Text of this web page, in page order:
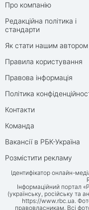
Про компанію
Редакційна політика і
стандарти
Як стати нашим автором
Правила користування
Правова інформація
Політика
Контакти
Команда
Вакансії в РБК-Україна
Розмістити рекламу
Ідентифікатор онлайн-
Інформаційний портал
(українську, російську та
https://www.rbc.ua.
правовласникам. Всі